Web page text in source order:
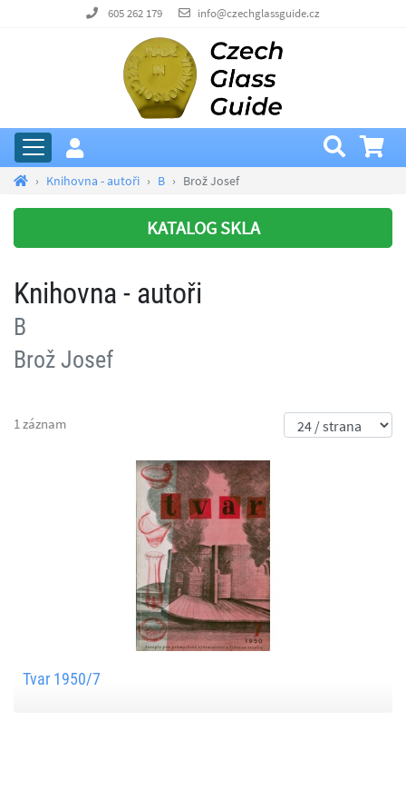
605 262 179 info@czechglassguide.cz
Knihovna - autoři B Brož Josef
KATALOG SKLA
Knihovna - autoři
B
Brož Josef
1 záznam
Tvar 1950/7